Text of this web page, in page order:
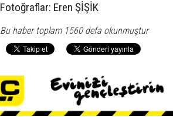
Fotoğraflar: Eren ŞİŞİK
Bu haber toplam 1560 defa okunmuştur